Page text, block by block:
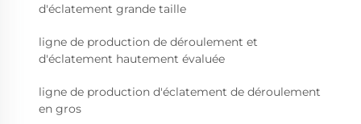
d'éclatement grande taille
ligne de production de déroulement et
d'éclatement hautement évaluée
ligne de production d'éclatement de déroulement
en gros